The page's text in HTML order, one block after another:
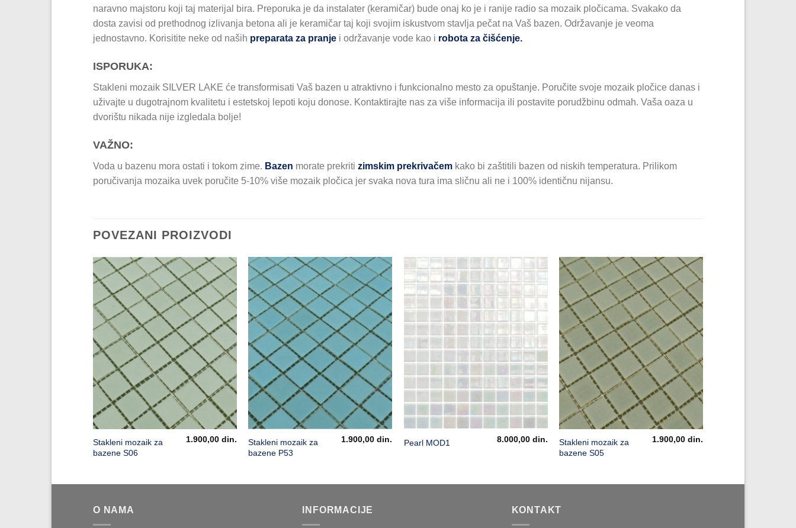
naravno majstoru koji taj materijal bira. Preporuka je da instalater (keramičar) bude onaj ko je i ranije radio sa mozaik pločicama. Svakako da
dosta zavisi od prethodnog izlivanja betona ali je keramičar taj koji svojim iskustvom stavlja pečat na Vaš bazen. Održavanje je veoma
jednostavno. Korisitite neke od naših preparata za pranje i održavanje vode kao i robota za čišćenje.
ISPORUKA:
Stakleni mozaik SILVER LAKE će transformisati Vaš bazen u atraktivno i funkcionalno mesto za opuštanje. Poručite svoje mozaik pločice danas i
uživajte u dugotrajnom kvalitetu i estetskoj lepoti koju donose. Kontaktirajte nas za više informacija ili postavite porudžbinu odmah. Vaša oaza u
dvorištu nikada nije izgledala bolje!
VAŽNO:
Voda u bazenu mora ostati i tokom zime. Bazen morate prekriti zimskim prekrivačem kako bi zaštitili bazen od niskih temperatura. Prilikom
poručivanja mozaika uvek poručite 5-10% više mozaik pločica jer svaka nova tura ima sličnu ali ne i 100% identičnu nijansu.
POVEZANI PROIZVODI
Stakleni mozaik za
bazene S06
1.900,00 din.
Stakleni mozaik za
bazene P53
1.900,00din. Pearl MOD1 8.000,00 din.
Stakleni mozaik za
bazene S05
1.900,00din.
O NAMA INFORMACIJE KONTAKT